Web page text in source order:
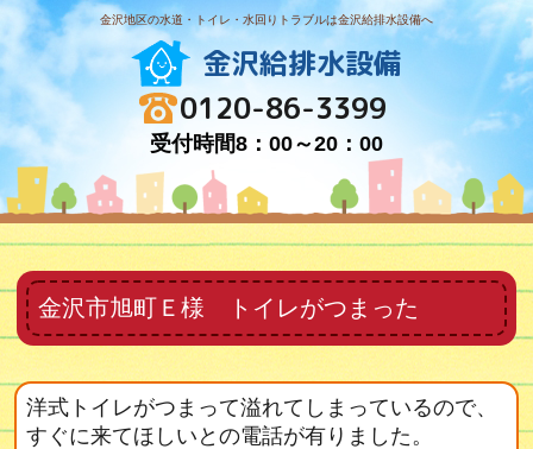
金沢地区の水道・トイレ・水回りトラブルは金沢給排水設備へ
金沢給排水設備
0120-86-3399
受付時間8：00～20：00
金沢市旭町Ｅ様 トイレがつまった
洋式トイレがつまって溢れてしまっているので、
すぐに来てほしいとの電話が有りました。